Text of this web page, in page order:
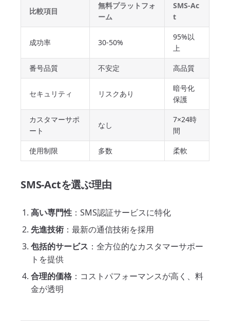
比較項目
無料プラットフォ
ーム
SMS-Ac
t
成功率 30-50%
95%以
上
番号品質 不安定 高品質
セキュリティ リスクあり
暗号化
保護
カスタマーサポ
ート
なし
7×24時
間
使用制限 多数 柔軟
SMS-Actを選ぶ理由
高い専門性 ：SMS認証サービスに特化
先進技術 ：最新の通信技術を採用
包括的サービス ：全方位的なカスタマーサポー
トを提供
合理的価格 ：コストパフォーマンスが高く、料
金が透明